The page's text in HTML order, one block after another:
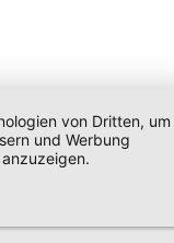
von Dritten, um
und Werbung